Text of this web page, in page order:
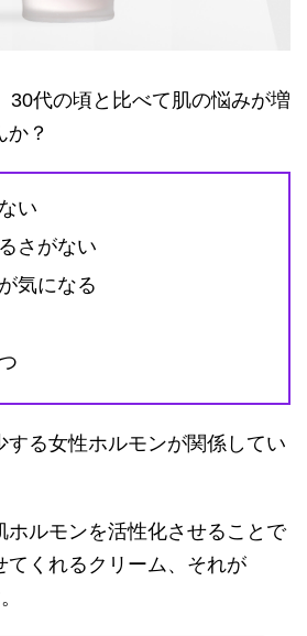
30代の頃と比べて肌の悩みが増
か？
い
さがない
気になる
する女性ホルモンが関係してい
ホルモンを活性化させることで
てくれるクリーム、それが